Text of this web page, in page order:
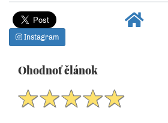
Instagram
Ohodnoť článok